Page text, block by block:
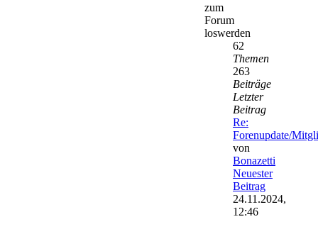
zum
Forum
loswerden
62
Themen
263
Beiträge
Letzter
Beitrag
Re:
Forenupdate/
von
Bonazetti
Neuester
Beitrag
24.11.2024,
12:46